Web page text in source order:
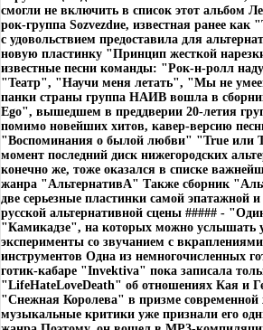
смогли не включить в список этот альбом
рок-группа Sozvezdие, известная ранее как
с удовольствием предоставила для
новую пластинку "Принцип жесткой
известные песни команды: "Рок-н-ролл
"Театр", "Научи меня летать", "Мы не
панки страны группа НАИВ вошла в
Ego", вышедшем в преддверии 20-летия
помимо новейших хитов, кавер-версию
"Воспоминания о былой любви" "True или
момент последний диск нижегородских
конечно же, тоже оказался в списке
жанра "АльтернативА" Также сборник
две серьезные пластинки самой эпатажной
русской альтернативной сцены ##### -
"Камикадзе", на которых можно услышать
эксперименты со звучанием с
инструментов Одна из немногочисленных
готик-кабаре "Invektiva" пока записала
"LifeHateLoveDeath" об отношениях Кая и
"Снежная Королева" в призме современной
музыкальные критики уже признали его